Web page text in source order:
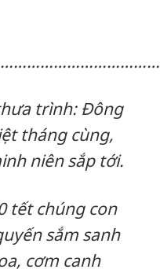
trình: Đông
tháng cùng,
niên sắp tới.
tết chúng con
sắm sanh
cơm canh